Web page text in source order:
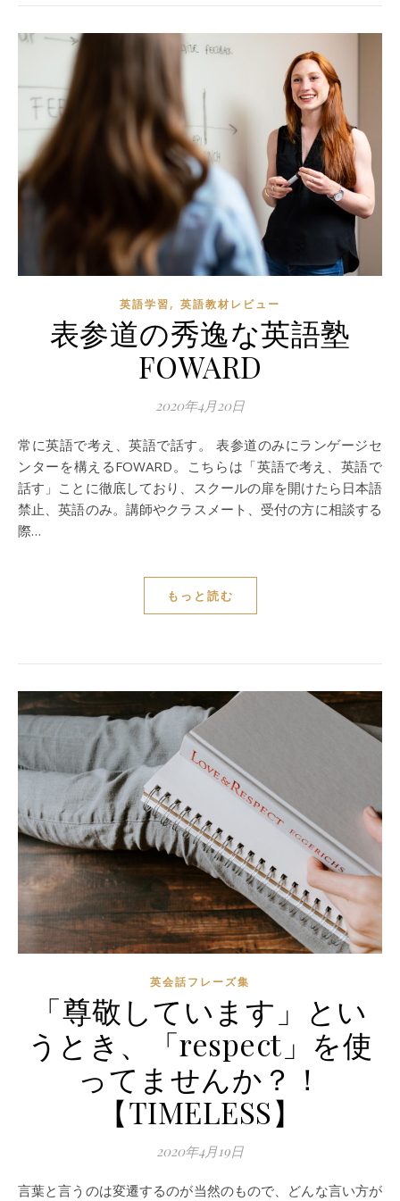
英語学習, 英語教材レビュー
表参道の秀逸な英語塾
FOWARD
2020年4月20日
常に英語で考え、英語で話す。 表参道のみにランゲージセ
ンターを構えるFOWARD。こちらは「英語で考え、英語で
話す」ことに徹底しており、スクールの扉を開けたら日本語
禁止、英語のみ。講師やクラスメート、受付の方に相談する
際…
もっと読む
英会話フレーズ集
「尊敬しています」とい
うとき、「respect」を使
ってませんか？！
【TIMELESS】
2020年4月19日
言葉と言うのは変遷するのが当然のもので、どんな言い方が